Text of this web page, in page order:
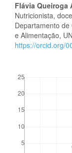
Flávia Queiroga
Nutricionista,
Departamento
e Alimentação,
https://orcid.org/